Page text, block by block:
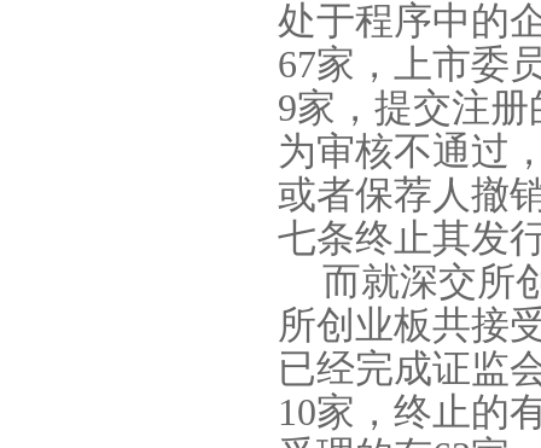
处于程序中的
67家，上市委
9家，提交注册
为审核不通过
或者保荐人撤
七条终止其发
而就深交所
所创业板共接
已经完成证监
10家，终止的